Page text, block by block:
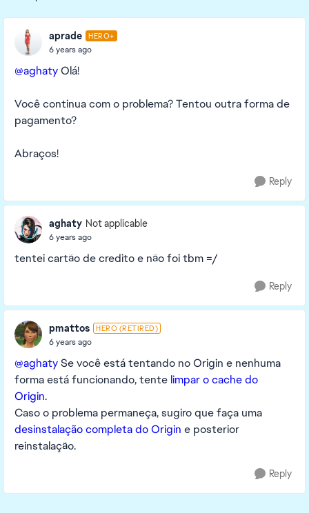
aprade HERO+
6 years ago
@aghatyOlá!
Você continua com o problema? Tentou outra forma de
pagamento?
Abraços!
Reply
aghaty Not applicable
6 years ago
tentei cartão de credito e não foi tbm =/
Reply
pmattos HERO (RETIRED)
6 years ago
@aghatySe você está tentando no Origin e nenhuma
forma está funcionando, tente limpar o cache do
Origin.
Caso o problema permaneça, sugiro que faça uma
desinstalação completa do Origin e posterior
reinstalação.
Reply